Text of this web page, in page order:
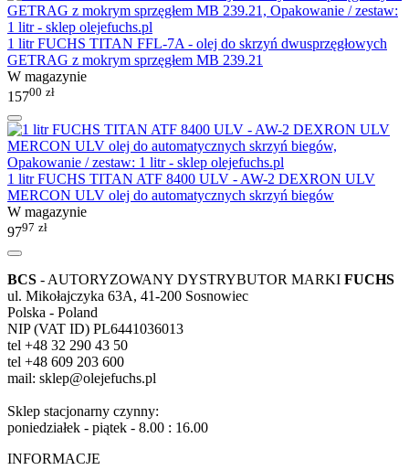
1 litr FUCHS TITAN FFL-7A - olej do skrzyń dwusprzęgłowych
GETRAG z mokrym sprzęgłem MB 239.21
W magazynie
15700 zł
1 litr FUCHS TITAN ATF 8400 ULV - AW-2 DEXRON ULV
MERCON ULV olej do automatycznych skrzyń biegów
W magazynie
9797 zł
BCS - AUTORYZOWANY DYSTRYBUTOR MARKI FUCHS
ul. Mikołajczyka 63A, 41-200 Sosnowiec
Polska - Poland
NIP (VAT ID) PL6441036013
tel +48 32 290 43 50
tel +48 609 203 600
mail: sklep@olejefuchs.pl
Sklep stacjonarny czynny:
poniedziałek - piątek - 8.00 : 16.00
INFORMACJE